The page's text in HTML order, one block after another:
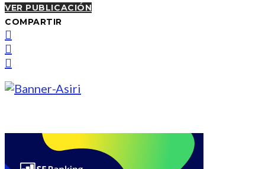
VER PUBLICACIÓN
COMPARTIR